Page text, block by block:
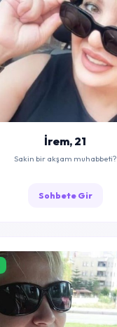
İrem, 21
Sakin bir akşam muhabbeti?
Sohbete Gir